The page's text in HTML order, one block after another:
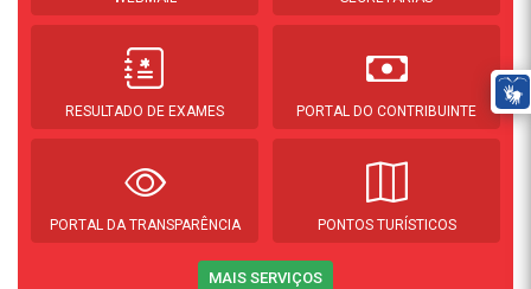
RESULTADO DE EXAMES PORTAL DO CONTRIBUINTE
PORTAL DA TRANSPARÊNCIA PONTOS TURÍSTICOS
MAIS SERVIÇOS